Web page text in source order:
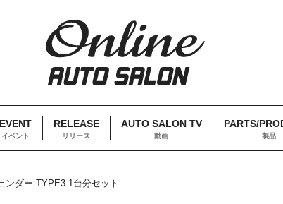
EVENT
イベント
RELEASE
リリース
AUTO SALON TV
動画
PARTS/
製品
ンダー TYPE3 1台分セット